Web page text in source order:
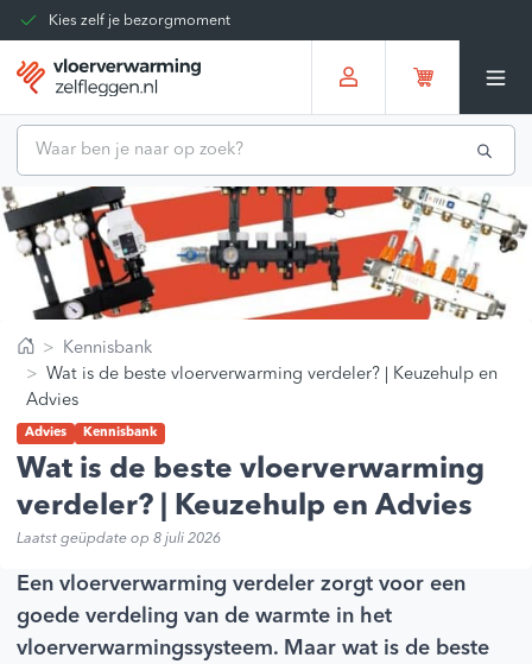
Kies zelf je bezorgmoment
Tot 30 dagen terug te sturen
Gratis verzending vanaf
Home
Kennisbank
Wat is de beste vloerverwarming verdeler? | Keuzehulp en
Advies
Advies Kennisbank
Wat is de beste vloerverwarming
verdeler? | Keuzehulp en Advies
Laatst geüpdate op 8 juli 2026
Een vloerverwarming verdeler zorgt voor een
goede verdeling van de warmte in het
vloerverwarmingssysteem. Maar wat is de beste